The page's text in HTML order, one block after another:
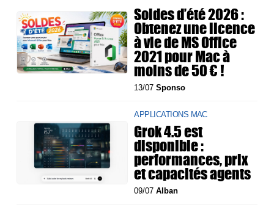
Soldes d’été 2026 :
Obtenez une licence
à vie de MS Office
2021 pour Mac à
moins de 50 € !
13/07Sponso
APPLICATIONS MAC
Grok 4.5 est
disponible :
performances, prix
et capacités agents
09/07Alban